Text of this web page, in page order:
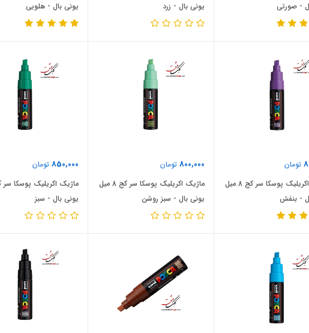
- صورتی
یونی بال - زرد
یونی بال - هلویی
تومان
ماژیک اکریلیک پوسکا سر کج 8 میل
- بنفش
800,000 تومان
ماژیک اکریلیک پوسکا سر کج 8 میل
یونی بال - سبز روشن
850,000 تومان
یونی بال - سبز